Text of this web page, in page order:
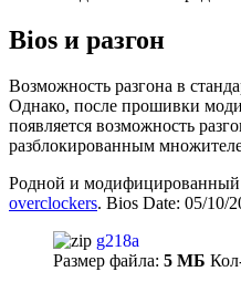
Bios и разгон
Возможность разгона в
Однако, после прошивки
появляется возможность
разблокированным
Родной и
overclockers. Bios Date: 05/10/
g218a
Размер файла: 5 МБ